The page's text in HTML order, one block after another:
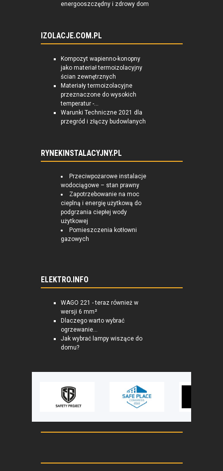
energooszczędny i zdrowy dom
IZOLACJE.COM.PL
Kompozyt wapienno-konopny
jako materiał termoizolacyjny
ścian zewnętrznych
Materiały termoizolacyjne
przeznaczone do wysokich
temperatur -...
Warunki Techniczne 2021 dla
przegród i złączy budowlanych
RYNEKINSTALACYJNY.PL
Przeciwpożarowe instalacje
wodociągowe – stan prawny
Zapotrzebowanie na moc
cieplną i energię użytkową do
podgrzania ciepłej wody
użytkowej
Pomieszczenia kotłowni
gazowych
ELEKTRO.INFO
WAGO 221 - teraz również w
wersji 6 mm²
Dlaczego warto wybrać
ogrzewanie...
Jak wybrać lampy wiszące do
domu?